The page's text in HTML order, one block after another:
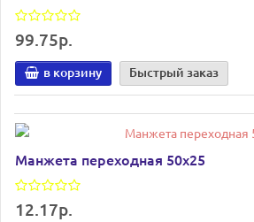
99.75р.
в корзину Быстрый заказ
Манжета переходная 50х25
12.17р.